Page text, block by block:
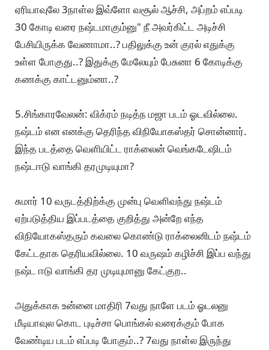
ஏரியாவுலே 3நாள்ல இவ்ளோ வசூல் ஆச்சி, அப்றம் எப்படி
30 கோடி வரை நஷ்டமாகும்னு" நீ அவர்கிட்ட அடிச்சி
பேசியிருக்க வேணாமா..? பதிலுக்கு உன் குரல் எதுக்கு
உள்ள போகுது..? இதுக்கு மேலேயும் பேசுனா 6 கோடிக்கு
கணக்கு காட்டனும்னா..?
5.சிங்காரவேலன்: விக்ரம் நடித்ந மஜா படம் ஓடவில்லை.
நஷ்டம் என எனக்கு தெரிந்த விநியோகஸ்தர் சொன்னார்.
இந்த படத்தை வெளியிட்ட ராக்லைன் வெங்கடேஷிடம்
நஷ்டஈடு வாங்கி தரமுடியுமா?
சுமார் 10 வருடத்திற்க்கு முன்பு வெளிவந்து நஷ்டம்
ஏற்படுத்திய இப்படத்தை குறித்து அன்றே எந்த
விநியோகஸ்தரும் கவலை கொண்டு ராக்லைனிடம் நஷ்டம்
கேட்டதாக தெரியவில்லை. 10 வருஷம் கழிச்சி இப்ப வந்து
நஷ்ட ஈடு வாங்கி தர முடியுமானு கேட்குற..
அதுக்காக உன்னை மாதிரி 7வது நாளே படம் ஓடலனு
மீடியாவுல கொட புடிச்சா பொங்கல் வரைக்கும் போக
வேண்டிய படம் எப்படி போகும்..? 7வது நாள்ல இருந்து